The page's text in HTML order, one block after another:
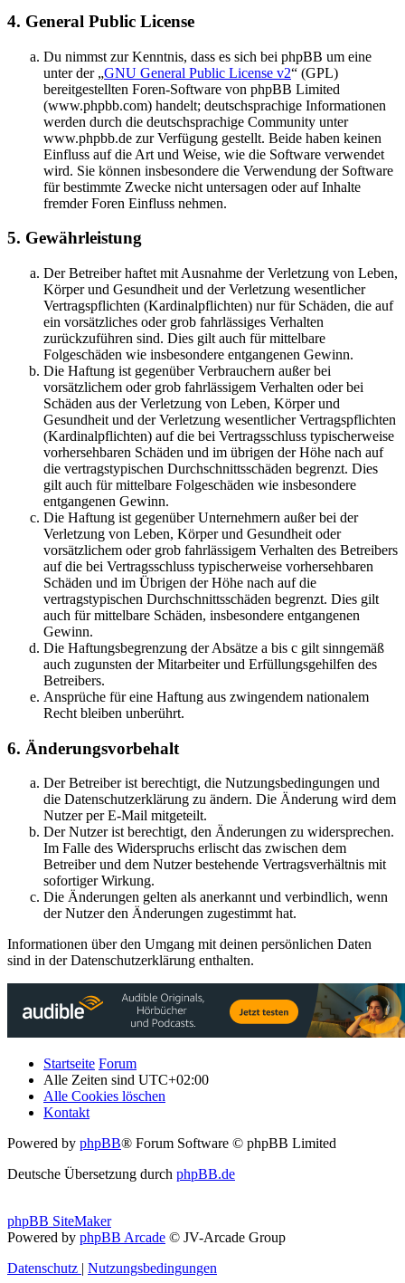
4. General Public License
Du nimmst zur Kenntnis, dass es sich bei phpBB um eine
unter der „GNU General Public License v2“ (GPL)
bereitgestellten Foren-Software von phpBB Limited
(www.phpbb.com) handelt; deutschsprachige Informationen
werden durch die deutschsprachige Community unter
www.phpbb.de zur Verfügung gestellt. Beide haben keinen
Einfluss auf die Art und Weise, wie die Software verwendet
wird. Sie können insbesondere die Verwendung der Software
für bestimmte Zwecke nicht untersagen oder auf Inhalte
fremder Foren Einfluss nehmen.
5. Gewährleistung
Der Betreiber haftet mit Ausnahme der Verletzung von Leben,
Körper und Gesundheit und der Verletzung wesentlicher
Vertragspflichten (Kardinalpflichten) nur für Schäden, die auf
ein vorsätzliches oder grob fahrlässiges Verhalten
zurückzuführen sind. Dies gilt auch für mittelbare
Folgeschäden wie insbesondere entgangenen Gewinn.
Die Haftung ist gegenüber Verbrauchern außer bei
vorsätzlichem oder grob fahrlässigem Verhalten oder bei
Schäden aus der Verletzung von Leben, Körper und
Gesundheit und der Verletzung wesentlicher Vertragspflichten
(Kardinalpflichten) auf die bei Vertragsschluss typischerweise
vorhersehbaren Schäden und im übrigen der Höhe nach auf
die vertragstypischen Durchschnittsschäden begrenzt. Dies
gilt auch für mittelbare Folgeschäden wie insbesondere
entgangenen Gewinn.
Die Haftung ist gegenüber Unternehmern außer bei der
Verletzung von Leben, Körper und Gesundheit oder
vorsätzlichem oder grob fahrlässigem Verhalten des Betreibers
auf die bei Vertragsschluss typischerweise vorhersehbaren
Schäden und im Übrigen der Höhe nach auf die
vertragstypischen Durchschnittsschäden begrenzt. Dies gilt
auch für mittelbare Schäden, insbesondere entgangenen
Gewinn.
Die Haftungsbegrenzung der Absätze a bis c gilt sinngemäß
auch zugunsten der Mitarbeiter und Erfüllungsgehilfen des
Betreibers.
Ansprüche für eine Haftung aus zwingendem nationalem
Recht bleiben unberührt.
6. Änderungsvorbehalt
Der Betreiber ist berechtigt, die Nutzungsbedingungen und
die Datenschutzerklärung zu ändern. Die Änderung wird dem
Nutzer per E-Mail mitgeteilt.
Der Nutzer ist berechtigt, den Änderungen zu widersprechen.
Im Falle des Widerspruchs erlischt das zwischen dem
Betreiber und dem Nutzer bestehende Vertragsverhältnis mit
sofortiger Wirkung.
Die Änderungen gelten als anerkannt und verbindlich, wenn
der Nutzer den Änderungen zugestimmt hat.
Informationen über den Umgang mit deinen persönlichen Daten
sind in der Datenschutzerklärung enthalten.
Startseite Forum
Alle Zeiten sind UTC+02:00
Alle Cookies löschen
Kontakt
Powered by phpBB® Forum Software © phpBB Limited
Deutsche Übersetzung durch phpBB.de
phpBB SiteMaker
Powered by phpBB Arcade © JV-Arcade Group
Datenschutz | Nutzungsbedingungen